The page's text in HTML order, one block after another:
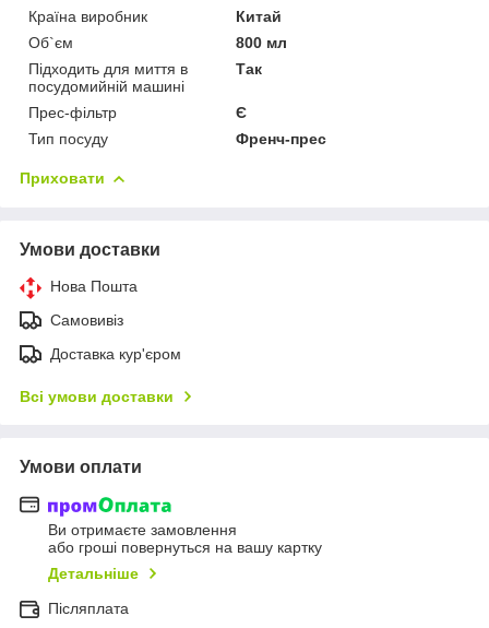
Країна виробник
Китай
Об`єм
800 мл
Підходить для миття в
посудомийній машині
Так
Прес-фільтр
Є
Тип посуду
Френч-прес
Приховати
Умови доставки
Нова Пошта
Самовивіз
Доставка кур'єром
Всі умови доставки
Умови оплати
Ви отримаєте замовлення
або гроші повернуться на вашу картку
Детальніше
Післяплата